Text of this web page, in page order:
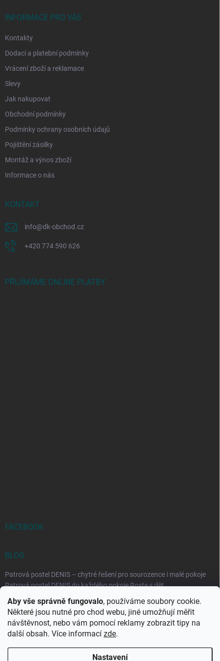
Aby vše správně fungovalo, používáme soubory cookie.
Některé jsou nutné pro chod webu, jiné umožňují měřit
návštěvnost, nebo vám pomocí reklamy zobrazit tipy na
další obsah. Více informací zde.
Nastavení
INFORMACE PRO VÁS
Kontakty
Dodací a platební podmínky
Vrácení zboží a reklamace
Slevy
Jak nakupovat
Obchodní podmínky
Podmínky ochrany osobních údajů
Pojištění zásilky
Montáž a výnos zboží
Informace o nás
KONTAKT
info@dk-obchod.cz
+420 774 590 626
PŘIJÍMÁME ONLINE PLATBY
FACEBOOK
BLOG
Patrová postel DENIS – chytré řešení pro sourozence i malé pokoje
Patrová postel DENIS do každého pokoje Roste s dět...
Rozkládací postele RELAX – ideální řešení pro malé prostory i
každodenní spaní
Rozkládací postel, která se přizpůsobí vašemu živo...